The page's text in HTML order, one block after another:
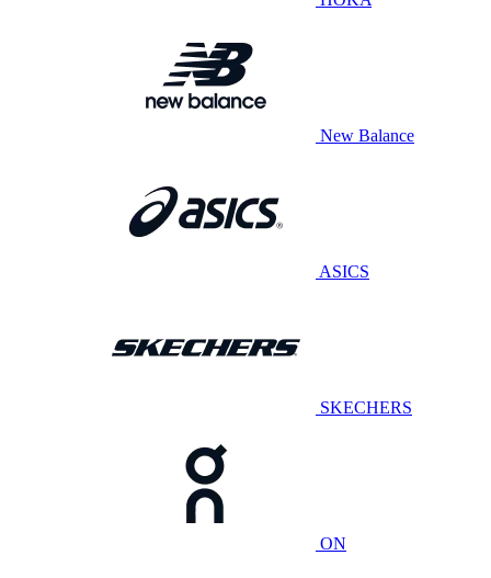
New Balance
ASICS
SKECHERS
ON